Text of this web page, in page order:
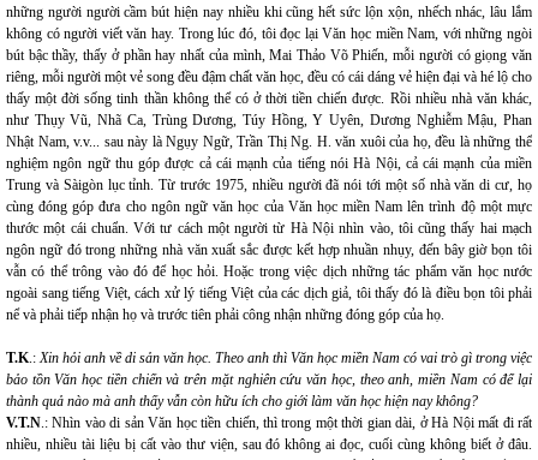
những người người cầm bút hiện nay nhiều khi cũng hết sức lộn xộn, nhếch nhác, lâu lắm
không có người viết văn hay. Trong lúc đó, tôi đọc lại Văn học miền Nam, với những ngòi
bút bậc thầy, thấy ở phần hay nhất của mình, Mai Thảo Võ Phiến, mỗi người có giọng văn
riêng, mỗi người một vẻ song đều đậm chất văn học, đều có cái dáng vẻ hiện đại và hé lộ cho
thấy một đời sống tinh thần không thể có ở thời tiền chiến được. Rồi nhiều nhà văn khác,
như Thụy Vũ, Nhã Ca, Trùng Dương, Túy Hồng, Y Uyên, Dương Nghiễm Mậu, Phan
Nhật Nam, v.v... sau này là Ngụy Ngữ, Trần Thị Ng. H. văn xuôi của họ, đều là những thể
nghiệm ngôn ngữ thu góp được cả cái mạnh của tiếng nói Hà Nội, cả cái mạnh của miền
Trung và Sàigòn lục tỉnh. Từ trước 1975, nhiều người đã nói tới một số nhà văn di cư, họ
cùng đóng góp đưa cho ngôn ngữ văn học của Văn học miền Nam lên trình độ một mực
thước một cái chuẩn. Với tư cách một người từ Hà Nội nhìn vào, tôi cũng thấy hai mạch
ngôn ngữ đó trong những nhà văn xuất sắc được kết hợp nhuần nhụy, đến bây giờ bọn tôi
vẫn có thể trông vào đó để học hỏi. Hoặc trong việc dịch những tác phẩm văn học nước
ngoài sang tiếng Việt, cách xử lý tiếng Việt của các dịch giả, tôi thấy đó là điều bọn tôi phải
nể và phải tiếp nhận họ và trước tiên phải công nhận những đóng góp của họ.
T.K.:Xin hỏi anh về di sản văn học. Theo anh thì Văn học miền Nam có vai trò gì trong việc
bảo tồn Văn học tiền chiến và trên mặt nghiên cứu văn học, theo anh, miền Nam có để lại
thành quả nào mà anh thấy vẫn còn hữu ích cho giới làm văn học hiện nay không?
V.T.N.: Nhìn vào di sản Văn học tiền chiến, thì trong một thời gian dài, ở Hà Nội mất đi rất
nhiều, nhiều tài liệu bị cất vào thư viện, sau đó không ai đọc, cuối cùng không biết ở đâu.